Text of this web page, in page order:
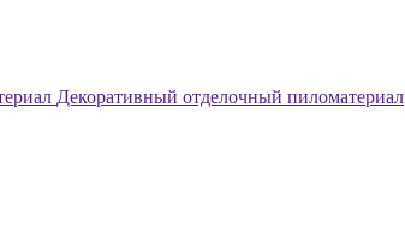
Декоративный отделочный пиломатериал